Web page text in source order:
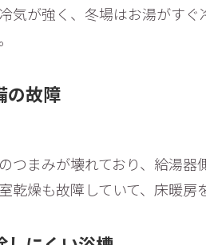
気が強く、冬場はお湯がす
の故障
つまみが壊れており、給湯器
乾燥も故障していて、床暖房